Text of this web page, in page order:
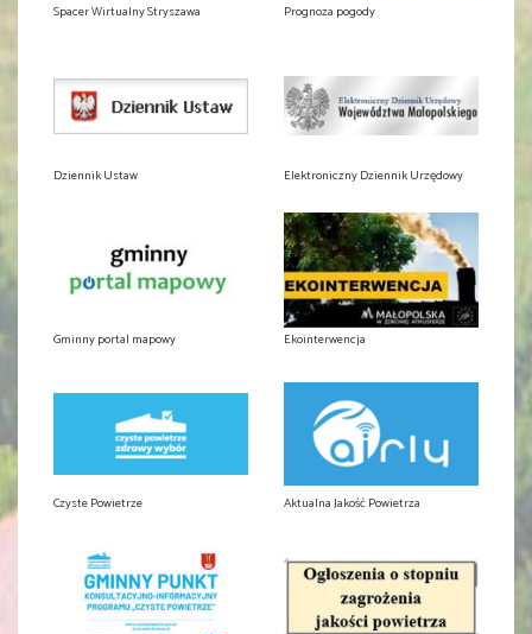
Spacer Wirtualny Stryszawa Prognoza pogody
Dziennik Ustaw Elektroniczny Dziennik Urzędowy
Gminny portal mapowy Ekointerwencja
Czyste Powietrze Aktualna Jakość Powietrza